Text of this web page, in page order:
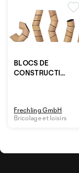
BLOCS DE
CONSTRUCTION
Frechling GmbH
Bricolage et loisirs